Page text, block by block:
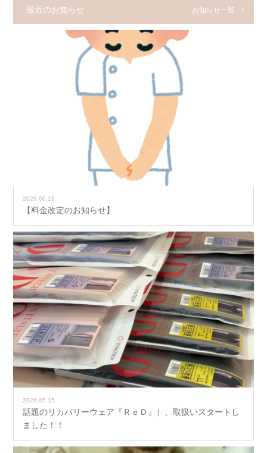
最近のお知らせ お知らせ一覧
2026.06.19
【料金改定のお知らせ】
2026.05.15
話題のリカバリーウェア『ＲｅＤ』）、取扱いスタートし
ました！！